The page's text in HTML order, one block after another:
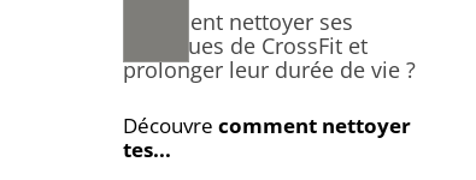
Comment nettoyer ses
maniques de CrossFit et
prolonger leur durée de vie ?
Découvre comment nettoyer
tes...